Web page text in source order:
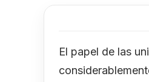
El papel de las